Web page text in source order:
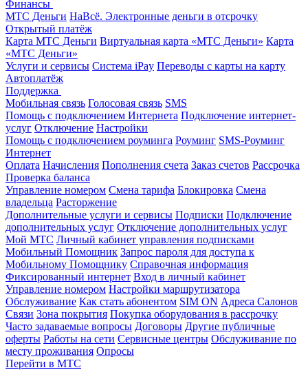
Финансы
МТС Деньги НаВсё. Электронные деньги в отсрочку
Открытый платёж
Карта МТС Деньги Виртуальная карта «МТС Деньги» Карта
«МТС Деньги»
Услуги и сервисы Система iPay Переводы с карты на карту
Автоплатёж
Поддержка
Мобильная связь Голосовая связь SMS
Помощь с подключением Интернета Подключение интернет-
услуг Отключение Настройки
Помощь с подключением роуминга Роуминг SMS-Роуминг
Интернет
Оплата Начисления Пополнения счета Заказ счетов Рассрочка
Проверка баланса
Управление номером Смена тарифа Блокировка Смена
владельца Расторжение
Дополнительные услуги и сервисы Подписки Подключение
дополнительных услуг Отключение дополнительных услуг
Мой МТС Личный кабинет управления подписками
Мобильный Помощник Запрос пароля для доступа к
Мобильному Помощнику Справочная информация
Фиксированный интернет Вход в личный кабинет
Управление номером Настройки маршрутизатора
Обслуживание Как стать абонентом SIM ON Адреса Салонов
Связи Зона покрытия Покупка оборудования в рассрочку
Часто задаваемые вопросы Договоры Другие публичные
оферты Работы на сети Сервисные центры Обслуживание по
месту проживания Опросы
Перейти в МТС